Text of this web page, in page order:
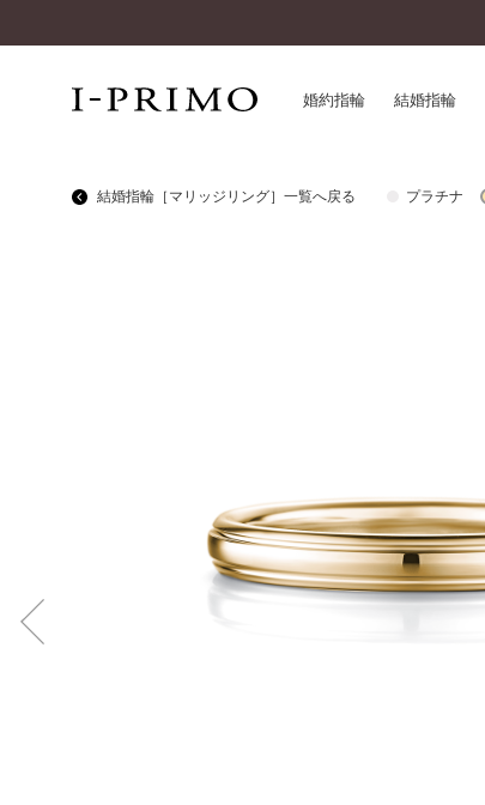
婚約指輪 結婚指輪
婚約ネックレス
ダイヤモンドシェイプコレクション
ペールブラウンゴールド
結婚指輪［マリッジリング］一覧へ戻る プラチナ